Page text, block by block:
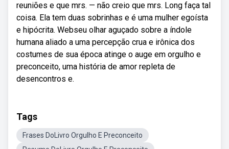
reuniões e que mrs. — não creio que mrs. Long faça tal
coisa. Ela tem duas sobrinhas e é uma mulher egoísta
e hipócrita. Webseu olhar aguçado sobre a índole
humana aliado a uma percepção crua e irônica dos
costumes de sua época atinge o auge em orgulho e
preconceito, uma história de amor repleta de
desencontros e.
Tags
Frases DoLivro Orgulho E Preconceito